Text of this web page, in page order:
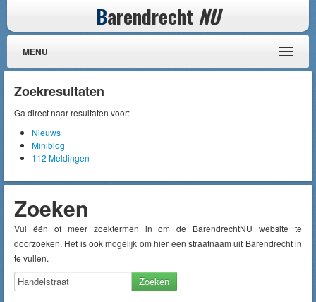
Barendrecht NU
MENU
Zoekresultaten
Ga direct naar resultaten voor:
Nieuws
Miniblog
112 Meldingen
Zoeken
Vul één of meer zoektermen in om de BarendrechtNU website te
doorzoeken. Het is ook mogelijk om hier een straatnaam uit Barendrecht in
te vullen.
Zoeken